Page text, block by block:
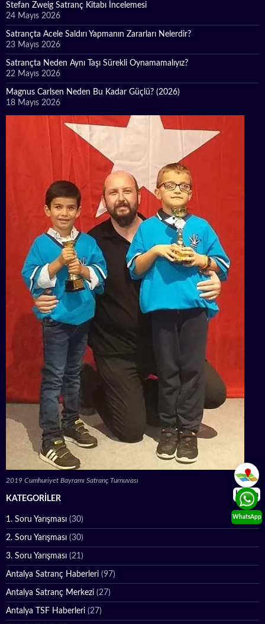
İletişim
WhatsApp
Stefan Zweig Satranç Kitabı İncelemesi
24 Mayıs 2026
Satrançta Acele Saldırı Yapmanın Zararları Nelerdir?
23 Mayıs 2026
Satrançta Neden Aynı Taşı Sürekli Oynamamalıyız?
22 Mayıs 2026
Magnus Carlsen Neden Bu Kadar Güçlü? (2026)
18 Mayıs 2026
2019 Cumhuriyet Bayramı Satranç Turnuvası
KATEGORILER
1. Soru Yarışması (30)
2. Soru Yarışması (30)
3. Soru Yarışması (21)
Antalya Satranç Haberleri (97)
Antalya Satranç Merkezi (27)
Antalya TSF Haberleri (27)